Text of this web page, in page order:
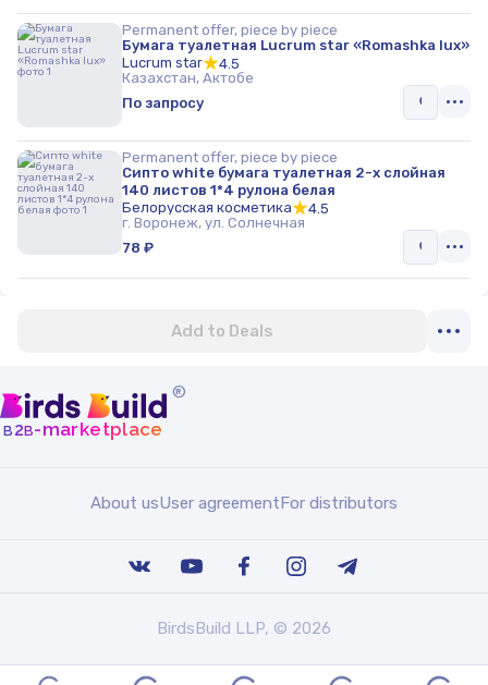
Permanent offer, piece by piece
Бумага туалетная Lucrum star «Romashka lux»
Lucrum star
4.5
Казахстан, Актобе
По запросу
Permanent offer, piece by piece
Сипто white бумага туалетная 2-х слойная
140 листов 1*4 рулона белая
Белорусская косметика
4.5
г. Воронеж, ул. Солнечная
78 ₽
Add to Deals
®
b2b-marketplace
About usUser agreementFor distributors
BirdsBuild LLP, © 2026